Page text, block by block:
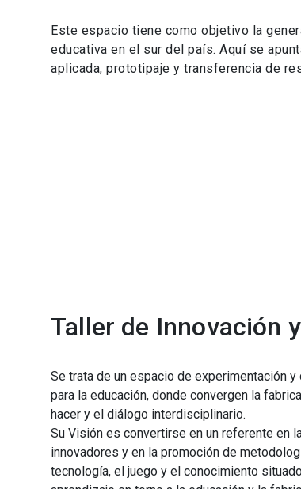
Este espacio tiene como objetivo la
educativa en el sur del país. Aquí se
aplicada, prototipaje y transferencia de
Taller de Innovación
Se trata de un espacio de experimentación
para la educación, donde convergen la
hacer y el diálogo interdisciplinario.
Su Visión es convertirse en un referente en
innovadores y en la promoción de
tecnología, el juego y el conocimiento